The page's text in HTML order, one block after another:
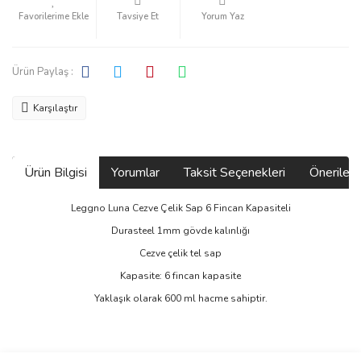
Tavsiye Et Yorum Yaz
Ürün Paylaş :
Karşılaştır
Ürün Bilgisi Yorumlar Taksit Seçenekleri
Leggno Luna Cezve Çelik Sap 6 Fincan Kapasiteli
Durasteel 1mm gövde kalınlığı
Cezve çelik tel sap
Kapasite: 6 fincan kapasite
Yaklaşık olarak 600 ml hacme sahiptir.